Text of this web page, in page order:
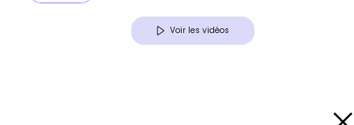
Voir les vidéos